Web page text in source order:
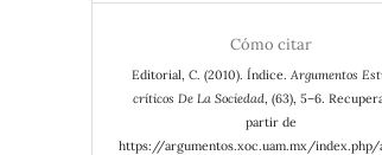
Cómo citar
Editorial, C. (2010). Índice. Argumentos
críticos De La Sociedad, (63), 5–6.
partir de
https://argumentos.xoc.uam.mx/index.php/